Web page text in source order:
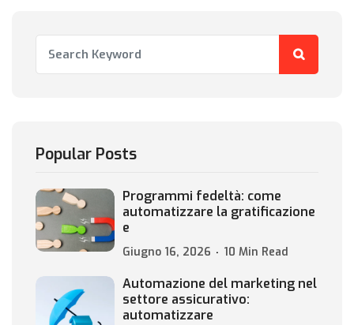
Popular Posts
Programmi fedeltà: come
automatizzare la gratificazione
e
Giugno 16, 2026 10 Min Read
Automazione del marketing nel
settore assicurativo:
automatizzare